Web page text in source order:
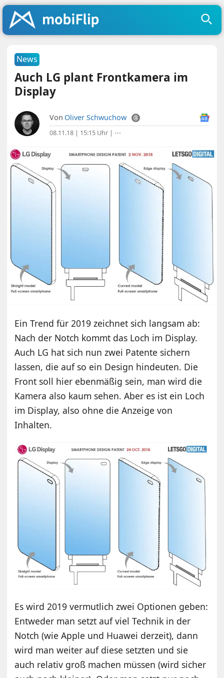
News
Auch LG plant Frontkamera im
Display
Von Oliver Schwuchow
08.11.18 | 15:15 Uhr | ⋯
Ein Trend für 2019 zeichnet sich langsam ab:
Nach der Notch kommt das Loch im Display.
Auch LG hat sich nun zwei Patente sichern
lassen, die auf so ein Design hindeuten. Die
Front soll hier ebenmäßig sein, man wird die
Kamera also kaum sehen. Aber es ist ein Loch
im Display, also ohne die Anzeige von
Inhalten.
Es wird 2019 vermutlich zwei Optionen geben:
Entweder man setzt auf viel Technik in der
Notch (wie Apple und Huawei derzeit), dann
wird man weiter auf diese setzten und sie
auch relativ groß machen müssen (wird sicher